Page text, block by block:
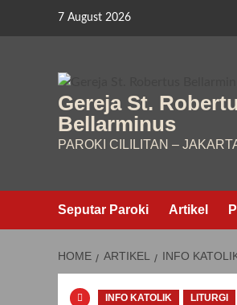
7 August 2026
Gereja St.
Bellarminus
PAROKI CILILITAN –
Seputar Paroki Artikel
HOME ARTIKEL INFO
INFO KATOLIK LITURGI